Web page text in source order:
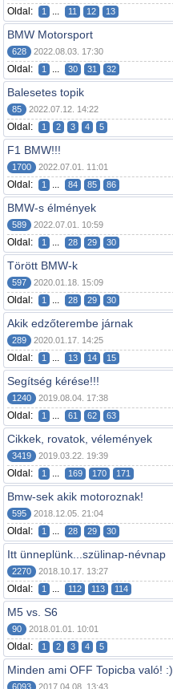
Oldal: 1 ... 11 12 13
BMW Motorsport
628 2022.08.03. 17:30
Oldal: 1 ... 30 31 32
Balesetes topik
85 2022.07.12. 14:22
Oldal: 1 2 3 4 5
F1 BMW!!!
1700 2022.07.01. 11:01
Oldal: 1 ... 84 85 86
BMW-s élmények
589 2022.07.01. 10:59
Oldal: 1 ... 28 29 30
Törött BMW-k
597 2020.01.18. 15:09
Oldal: 1 ... 28 29 30
Akik edzőterembe járnak
289 2020.01.17. 14:25
Oldal: 1 ... 13 14 15
Segítség kérése!!!
1240 2019.08.04. 17:38
Oldal: 1 ... 61 62 63
Cikkek, rovatok, vélemények
3419 2019.03.22. 19:39
Oldal: 1 ... 169 170 171
Bmw-sek akik motoroznak!
595 2018.12.05. 21:04
Oldal: 1 ... 28 29 30
Itt ünneplünk...szülinap-névnap
2270 2018.10.17. 13:27
Oldal: 1 ... 112 113 114
M5 vs. S6
90 2018.01.01. 10:01
Oldal: 1 2 3 4 5
Minden ami OFF Topicba való! :)
6093 2017.04.08. 13:43